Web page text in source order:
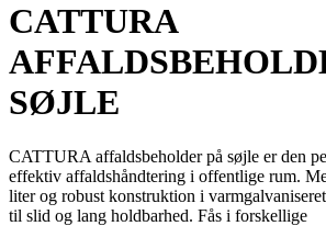
CATTURA
SØJLE
CATTURA affaldsbeholder på søjle er den
effektiv affaldshåndtering i offentlige rum.
liter og robust konstruktion i
til slid og lang holdbarhed. Fås i forskellige